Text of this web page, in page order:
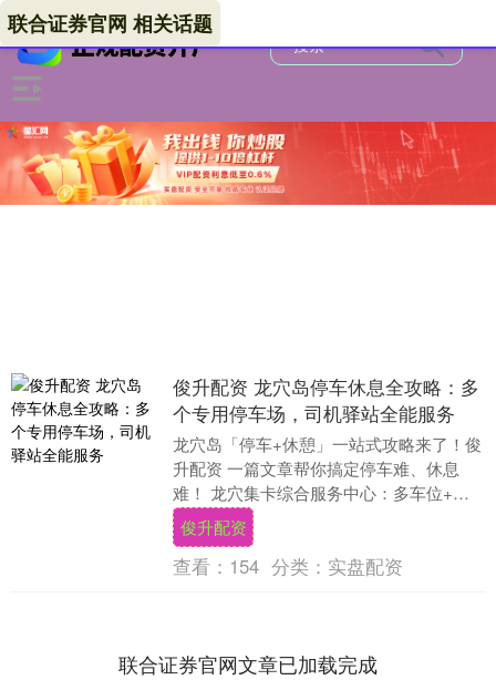
联合证券官网 相关话题
俊升配资 龙穴岛停车休息全攻略：多
个专用停车场，司机驿站全能服务
龙穴岛「停车+休憩」一站式攻略来了！俊
升配资 一篇文章帮你搞定停车难、休息
难！ 龙穴集卡综合服务中心：多车位+功
能齐全！ 地址：龙穴大道孖沙三涌旁 车
位：近10....
俊升配资
查看： 154 分类： 实盘配资
联合证券官网文章已加载完成